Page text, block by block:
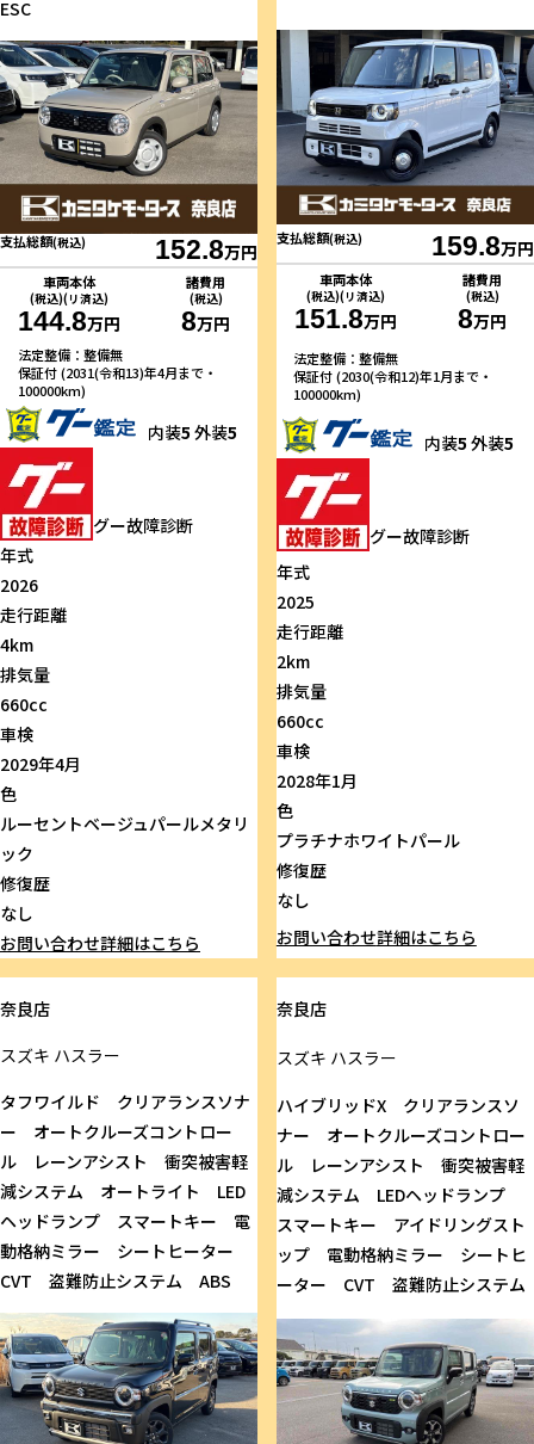
ESC
支払総額(税込) 152.8万円
車両本体
(税込)(リ済込)
144.8万円
諸費用
(税込)
8万円
法定整備：整備無
保証付 (2031(令和13)年4月まで・
100000km)
内装5 外装5
グー故障診断
年式
2026
走行距離
4km
排気量
660cc
車検
2029年4月
色
ルーセントベージュパールメタリ
ック
修復歴
なし
お問い合わせ詳細はこちら
支払総額(税込) 159.8万円
車両本体
(税込)(リ済込)
151.8万円
諸費用
(税込)
8万円
法定整備：整備無
保証付 (2030(令和12)年1月まで・
100000km)
内装5 外装5
グー故障診断
年式
2025
走行距離
2km
排気量
660cc
車検
2028年1月
色
プラチナホワイトパール
修復歴
なし
お問い合わせ詳細はこちら
奈良店
スズキ ハスラー
タフワイルド クリアランスソナ
ー オートクルーズコントロー
ル レーンアシスト 衝突被害軽
減システム オートライト LED
ヘッドランプ スマートキー 電
動格納ミラー シートヒーター
CVT 盗難防止システム ABS
奈良店
スズキ ハスラー
ハイブリッドX クリアランスソ
ナー オートクルーズコントロー
ル レーンアシスト 衝突被害軽
減システム LEDヘッドランプ
スマートキー アイドリングスト
ップ 電動格納ミラー シートヒ
ーター CVT 盗難防止システム